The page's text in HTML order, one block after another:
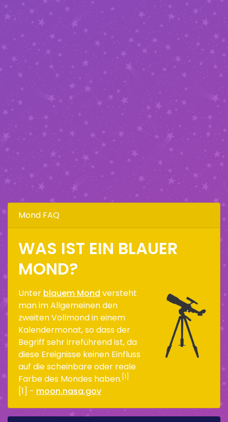
Mond FAQ
WAS IST EIN BLAUER
MOND?
Unter blauem Mond versteht
man im Allgemeinen den
zweiten Vollmond in einem
Kalendermonat, so dass der
Begriff sehr irreführend ist, da
diese Ereignisse keinen Einfluss
auf die scheinbare oder reale
Farbe des Mondes haben. [1]
[1] - moon.nasa.gov